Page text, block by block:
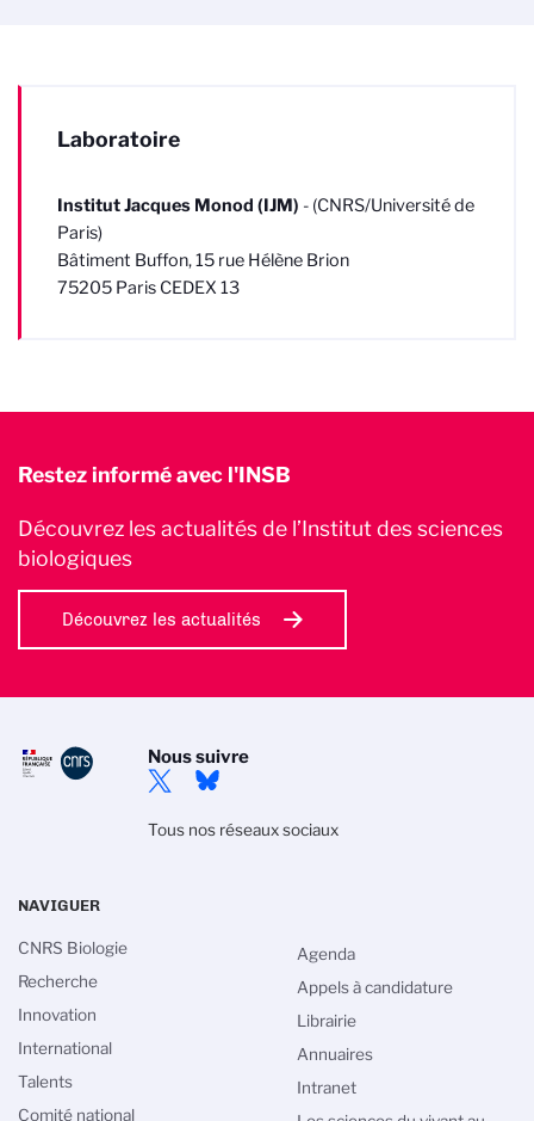
Laboratoire
Institut Jacques Monod (IJM) - (CNRS/Université de
Paris)
Bâtiment Buffon, 15 rue Hélène Brion
75205 Paris CEDEX 13
Restez informé avec l'INSB
Découvrez les actualités de l’Institut des sciences
biologiques
Découvrez les actualités
Nous suivre
Tous nos réseaux sociaux
NAVIGUER
CNRS Biologie
Recherche
Innovation
International
Talents
Comité national
Agenda
Appels à candidature
Librairie
Annuaires
Intranet